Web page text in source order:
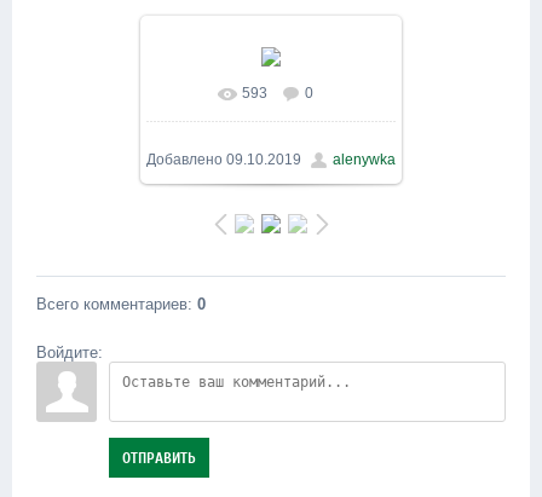
В реальном размере
/ 136.8Kb
593 0
Добавлено 09.10.2019 alenywka
Всего комментариев: 0
Войдите:
ОТПРАВИТЬ